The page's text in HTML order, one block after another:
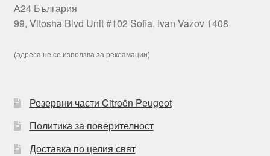
А24 България
99, Vitosha Blvd Unit #102 Sofia, Ivan Vazov 1408
(адреса не се използва за рекламации)
Резервни части Citroën Peugeot
Политика за поверителност
Доставка по целия свят